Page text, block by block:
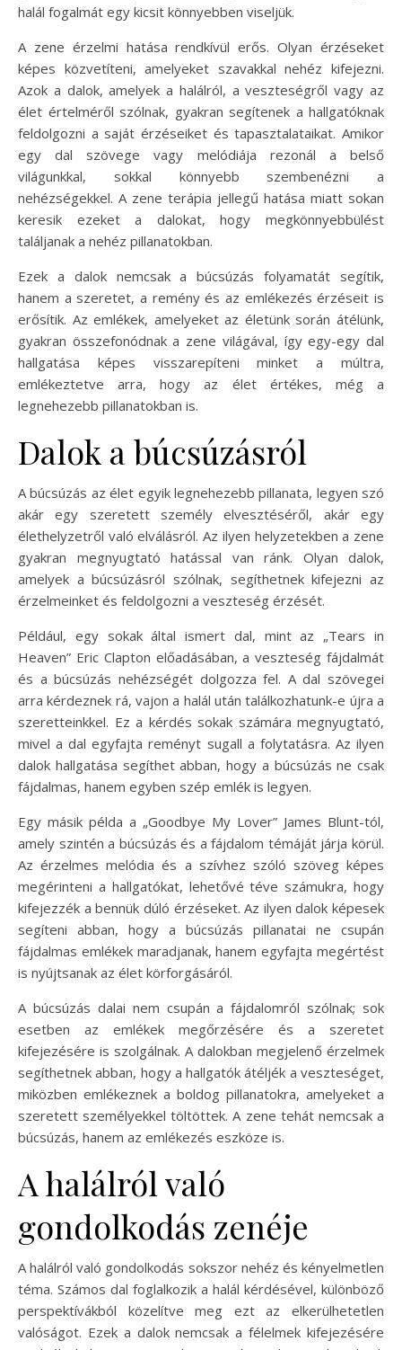
halál fogalmát egy kicsit könnyebben viseljük.
A zene érzelmi hatása rendkívül erős. Olyan érzéseket
képes közvetíteni, amelyeket szavakkal nehéz kifejezni.
Azok a dalok, amelyek a halálról, a veszteségről vagy az
élet értelméről szólnak, gyakran segítenek a hallgatóknak
feldolgozni a saját érzéseiket és tapasztalataikat. Amikor
egy dal szövege vagy melódiája rezonál a belső
világunkkal, sokkal könnyebb szembenézni a
nehézségekkel. A zene terápia jellegű hatása miatt sokan
keresik ezeket a dalokat, hogy megkönnyebbülést
találjanak a nehéz pillanatokban.
Ezek a dalok nemcsak a búcsúzás folyamatát segítik,
hanem a szeretet, a remény és az emlékezés érzéseit is
erősítik. Az emlékek, amelyeket az életünk során átélünk,
gyakran összefonódnak a zene világával, így egy-egy dal
hallgatása képes visszarepíteni minket a múltra,
emlékeztetve arra, hogy az élet értékes, még a
legnehezebb pillanatokban is.
Dalok a búcsúzásról
A búcsúzás az élet egyik legnehezebb pillanata, legyen szó
akár egy szeretett személy elvesztéséről, akár egy
élethelyzetről való elválásról. Az ilyen helyzetekben a zene
gyakran megnyugtató hatással van ránk. Olyan dalok,
amelyek a búcsúzásról szólnak, segíthetnek kifejezni az
érzelmeinket és feldolgozni a veszteség érzését.
Például, egy sokak által ismert dal, mint az „Tears in
Heaven” Eric Clapton előadásában, a veszteség fájdalmát
és a búcsúzás nehézségét dolgozza fel. A dal szövegei
arra kérdeznek rá, vajon a halál után találkozhatunk-e újra a
szeretteinkkel. Ez a kérdés sokak számára megnyugtató,
mivel a dal egyfajta reményt sugall a folytatásra. Az ilyen
dalok hallgatása segíthet abban, hogy a búcsúzás ne csak
fájdalmas, hanem egyben szép emlék is legyen.
Egy másik példa a „Goodbye My Lover” James Blunt-tól,
amely szintén a búcsúzás és a fájdalom témáját járja körül.
Az érzelmes melódia és a szívhez szóló szöveg képes
megérinteni a hallgatókat, lehetővé téve számukra, hogy
kifejezzék a bennük dúló érzéseket. Az ilyen dalok képesek
segíteni abban, hogy a búcsúzás pillanatai ne csupán
fájdalmas emlékek maradjanak, hanem egyfajta megértést
is nyújtsanak az élet körforgásáról.
A búcsúzás dalai nem csupán a fájdalomról szólnak; sok
esetben az emlékek megőrzésére és a szeretet
kifejezésére is szolgálnak. A dalokban megjelenő érzelmek
segíthetnek abban, hogy a hallgatók átéljék a veszteséget,
miközben emlékeznek a boldog pillanatokra, amelyeket a
szeretett személyekkel töltöttek. A zene tehát nemcsak a
búcsúzás, hanem az emlékezés eszköze is.
A halálról való
gondolkodás zenéje
A halálról való gondolkodás sokszor nehéz és kényelmetlen
téma. Számos dal foglalkozik a halál kérdésével, különböző
perspektívákból közelítve meg ezt az elkerülhetetlen
valóságot. Ezek a dalok nemcsak a félelmek kifejezésére